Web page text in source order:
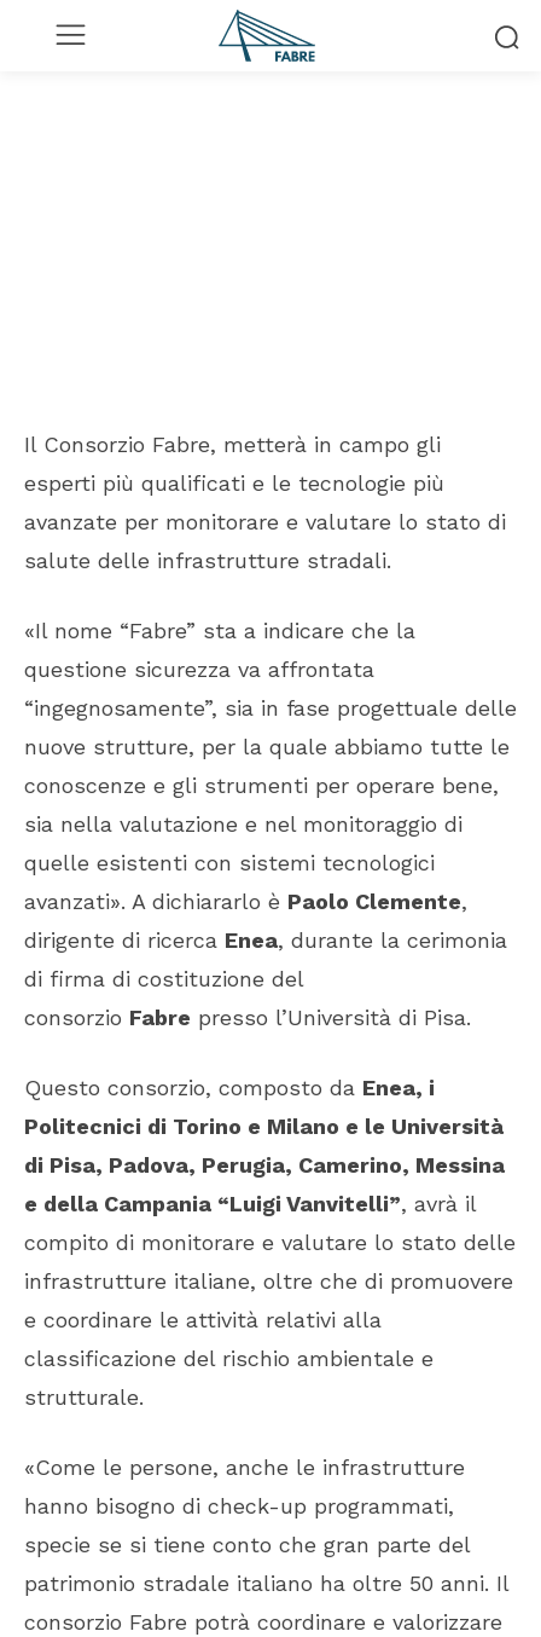
Il Consorzio Fabre, metterà in campo gli
esperti più qualificati e le tecnologie più
avanzate per monitorare e valutare lo stato di
salute delle infrastrutture stradali.
«Il nome “Fabre” sta a indicare che la
questione sicurezza va affrontata
“ingegnosamente”, sia in fase progettuale delle
nuove strutture, per la quale abbiamo tutte le
conoscenze e gli strumenti per operare bene,
sia nella valutazione e nel monitoraggio di
quelle esistenti con sistemi tecnologici
avanzati». A dichiararlo è Paolo Clemente,
dirigente di ricerca Enea, durante la cerimonia
di firma di costituzione del
consorzio Fabre presso l’Università di Pisa.
Questo consorzio, composto da Enea, i
Politecnici di Torino e Milano e le Università
di Pisa, Padova, Perugia, Camerino, Messina
e della Campania “Luigi Vanvitelli”, avrà il
compito di monitorare e valutare lo stato delle
infrastrutture italiane, oltre che di promuovere
e coordinare le attività relativi alla
classificazione del rischio ambientale e
strutturale.
«Come le persone, anche le infrastrutture
hanno bisogno di check-up programmati,
specie se si tiene conto che gran parte del
patrimonio stradale italiano ha oltre 50 anni. Il
consorzio Fabre potrà coordinare e valorizzare